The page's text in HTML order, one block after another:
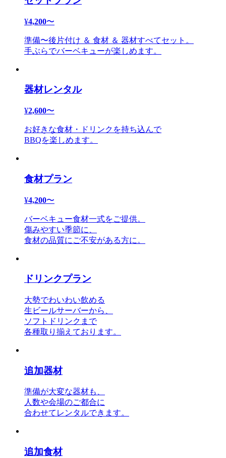
¥4,200〜
準備〜後片付け ＆ 食材 ＆ 器材すべてセット。
手ぶらでバーベキューが楽しめます。
器材レンタル
¥2,600〜
お好きな食材・ドリンクを持ち込んで
BBQを楽しめます。
食材プラン
¥4,200〜
バーベキュー食材一式をご提供。
傷みやすい季節に、
食材の品質にご不安がある方に。
ドリンクプラン
大勢でわいわい飲める
生ビールサーバーから、
ソフトドリンクまで
各種取り揃えております。
追加器材
準備が大変な器材も、
人数や会場のご都合に
合わせてレンタルできます。
追加食材